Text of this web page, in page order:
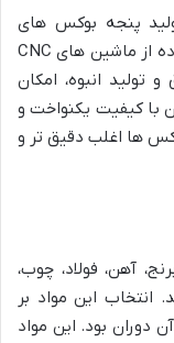
پنجه بوکس های
مدرن به طور کامل صنعتی شده است. استفاده از ماشین های CNC
تولید انبوه، امکان
با کیفیت یکنواخت و
ها اغلب دقیق تر و
آهن، فولاد، چوب،
انتخاب این مواد بر
دوران بود. این مواد